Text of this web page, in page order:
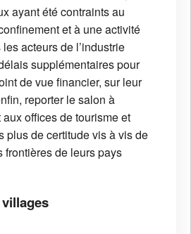
ayant été contraints au
et à une activité
acteurs de l’industrie
supplémentaires pour
de vue financier, sur leur
reporter le salon à
offices de tourisme et
plus de certitude vis à vis de
frontières de leurs pays
villages